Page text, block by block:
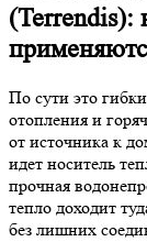
(Terrendis):
По сути это
отопления и
от источника к
идет носитель
прочная
тепло доходит
без лишних